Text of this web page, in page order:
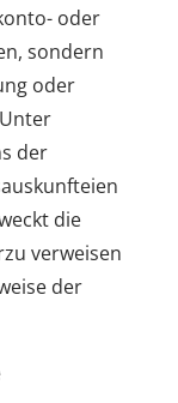
oder
sondern
oder
der
die
verweisen
der